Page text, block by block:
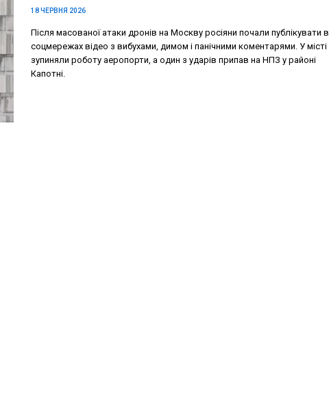
18 ЧЕРВНЯ 2026
Після масованої атаки дронів на Москву росіяни почали публікувати в
соцмережах відео з вибухами, димом і панічними коментарями. У місті
зупиняли роботу аеропорти, а один з ударів припав на НПЗ у районі
Капотні.